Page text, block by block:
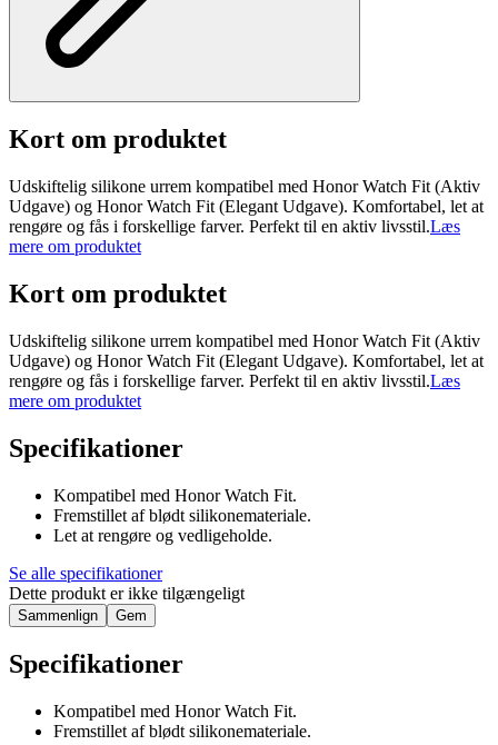
Kort om produktet
Udskiftelig silikone urrem kompatibel med Honor Watch Fit (Aktiv
Udgave) og Honor Watch Fit (Elegant Udgave). Komfortabel, let at
rengøre og fås i forskellige farver. Perfekt til en aktiv livsstil.Læs
mere om produktet
Kort om produktet
Udskiftelig silikone urrem kompatibel med Honor Watch Fit (Aktiv
Udgave) og Honor Watch Fit (Elegant Udgave). Komfortabel, let at
rengøre og fås i forskellige farver. Perfekt til en aktiv livsstil.Læs
mere om produktet
Specifikationer
Kompatibel med Honor Watch Fit.
Fremstillet af blødt silikonemateriale.
Let at rengøre og vedligeholde.
Se alle specifikationer
Dette produkt er ikke tilgængeligt
Sammenlign Gem
Specifikationer
Kompatibel med Honor Watch Fit.
Fremstillet af blødt silikonemateriale.